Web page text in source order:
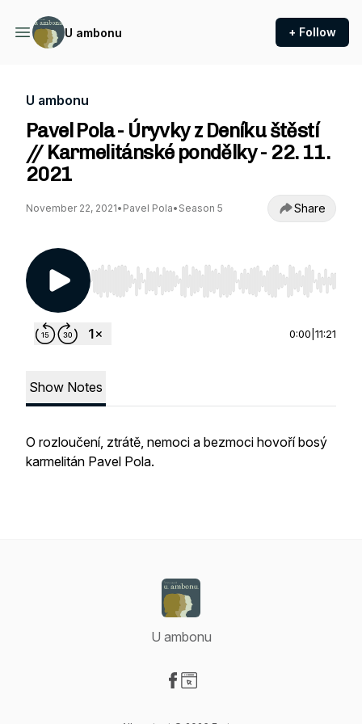
U ambonu + Follow
U ambonu
Pavel Pola - Úryvky z Deníku štěstí
// Karmelitánské pondělky - 22. 11.
2021
November 22, 2021• Pavel Pola• Season 5 Share
Use Left/Right to seek, Home/End to jump to
0:00 11:21
Show Notes
O rozloučení, ztrátě, nemoci a bezmoci hovoří bosý
karmelitán Pavel Pola.
U ambonu